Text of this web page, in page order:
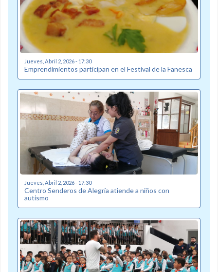
Jueves, Abril 2, 2026 - 17:30
Emprendimientos participan en el Festival de la Fanesca
Jueves, Abril 2, 2026 - 17:30
Centro Senderos de Alegría atiende a niños con
autismo